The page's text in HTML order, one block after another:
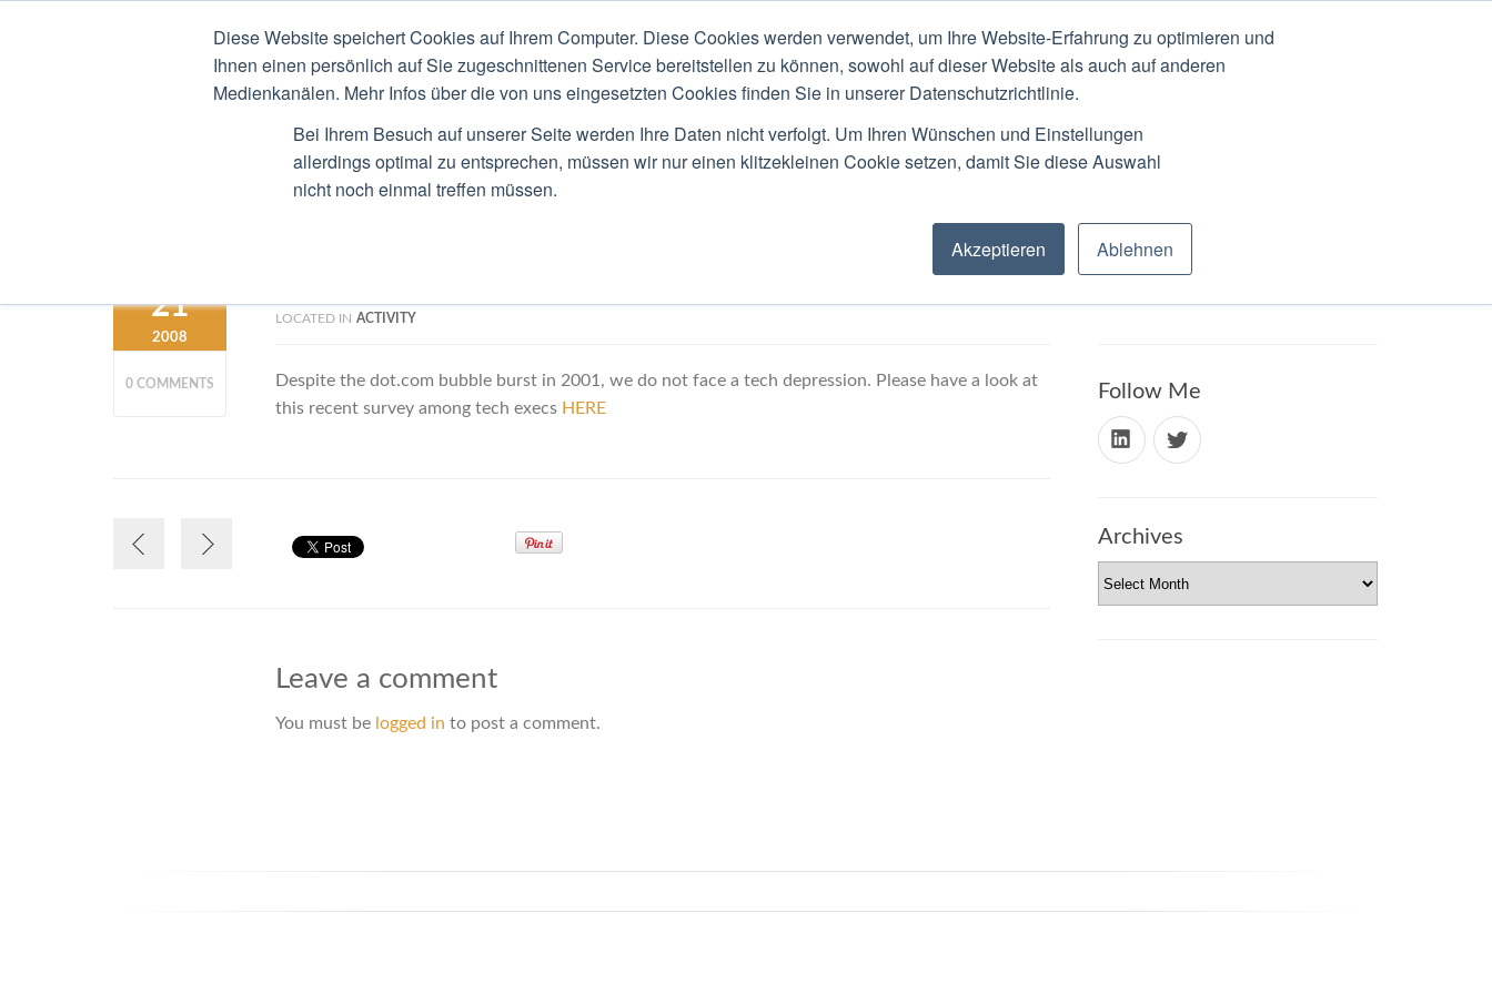
Diese Website speichert Cookies auf Ihrem Computer. Diese Cookies werden verwendet, um Ihre Website-Erfahrung zu optimieren und
Ihnen einen persönlich auf Sie zugeschnittenen Service bereitstellen zu können, sowohl auf dieser Website als auch auf anderen
Medienkanälen. Mehr Infos über die von uns eingesetzten Cookies finden Sie in unserer Datenschutzrichtlinie.
Bei Ihrem Besuch auf unserer Seite werden Ihre Daten nicht verfolgt. Um Ihren Wünschen und Einstellungen
allerdings optimal zu entsprechen, müssen wir nur einen klitzekleinen Cookie setzen, damit Sie diese Auswahl
nicht noch einmal treffen müssen.
Akzeptieren Ablehnen
STEFAN RIED CV BACKGROUND PUBLIC SPEAKING LOCATION ABOUT SCHEDULE
Blog
21
2008
0 COMMENTS
It is a financial crisit but NOT a technology crisis.
LOCATED IN ACTIVITY
Despite the dot.com bubble burst in 2001, we do not face a tech depression. Please have a look at
this recent survey among tech execs HERE
Leave a comment
You must be logged in to post a comment.
Follow Me
Archives